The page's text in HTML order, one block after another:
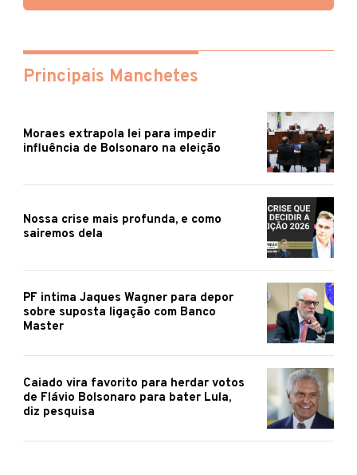
Principais Manchetes
Moraes extrapola lei para impedir
influência de Bolsonaro na eleição
Nossa crise mais profunda, e como
sairemos dela
PF intima Jaques Wagner para depor
sobre suposta ligação com Banco
Master
Caiado vira favorito para herdar votos
de Flávio Bolsonaro para bater Lula,
diz pesquisa